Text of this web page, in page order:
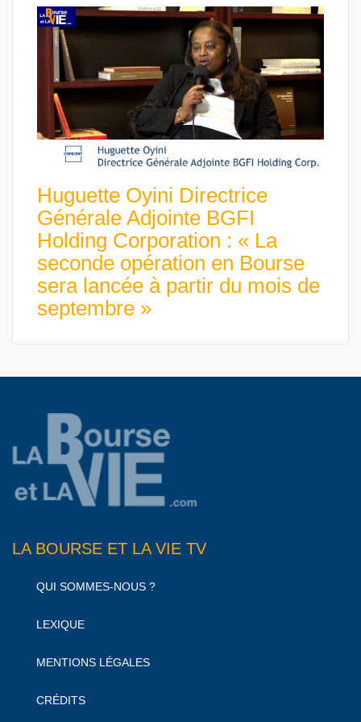
Huguette Oyini Directrice
Générale Adjointe BGFI
Holding Corporation : « La
seconde opération en Bourse
sera lancée à partir du mois de
septembre »
LA BOURSE ET LA VIE TV
QUI SOMMES-NOUS ?
LEXIQUE
MENTIONS LÉGALES
CRÉDITS